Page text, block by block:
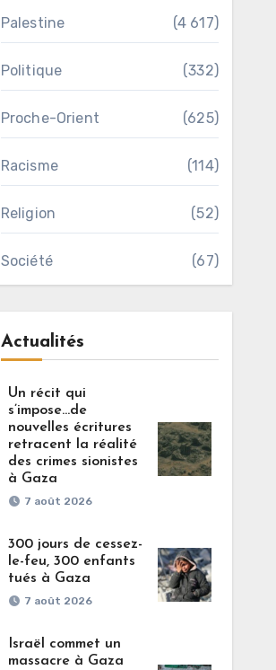
Palestine (4 617)
Politique (332)
Proche-Orient (625)
Racisme (114)
Religion (52)
Société (67)
Actualités
Un récit qui
s’impose…de
nouvelles écritures
retracent la réalité
des crimes sionistes
à Gaza
7 août 2026
300 jours de cessez-
le-feu, 300 enfants
tués à Gaza
7 août 2026
Israël commet un
massacre à Gaza